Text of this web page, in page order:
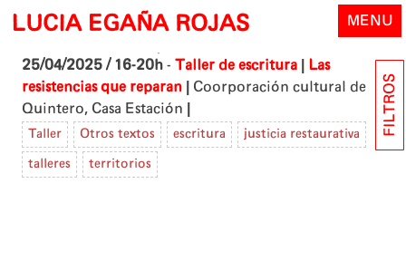
Skip
content
LUCIA EGAÑA ROJAS MENU
25/04/2025 / 16-20h - Taller de escritura
Las
resistencias que reparan
Coorporación cultural de
Quintero, Casa Estación
Taller Otros textos escritura justicia restaurativa
talleres territorios
FILTROS